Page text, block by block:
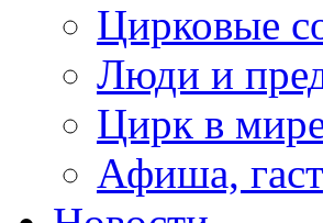
Цирковые
Люди и
Цирк в
Афиша,